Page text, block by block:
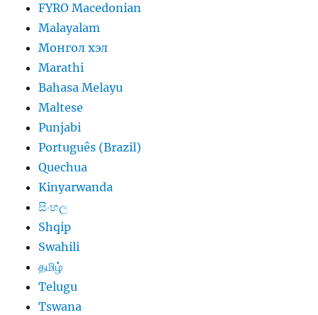
FYRO Macedonian
Malayalam
Монгол хэл
Marathi
Bahasa Melayu
Maltese
Punjabi
Português (Brazil)
Quechua
Kinyarwanda
සිංහල
Shqip
Swahili
தமிழ்
Telugu
Tswana